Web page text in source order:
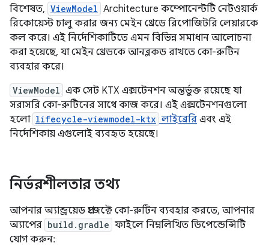
বিশেষত, ViewModel Architecture কম্পোনেন্টটি নেটওয়ার্ক
রিকোয়েস্ট চালু করার জন্য মেইন থ্রেডে রিপোজিটরি লেয়ারকে
কল করে। এই নির্দেশিকাটিতে এমন বিভিন্ন সমাধান আলোচনা
করা হয়েছে, যা মেইন থ্রেডকে আনব্লকড রাখতে কো-রুটিন
ব্যবহার করে।
ViewModel এক সেট KTX এক্সটেনশন অন্তর্ভুক্ত রয়েছে যা
সরাসরি কো-রুটিনের সাথে কাজ করে। এই এক্সটেনশনগুলো
হলো lifecycle-viewmodel-ktx লাইব্রেরি এবং এই
নির্দেশিকায় এগুলোই ব্যবহৃত হয়েছে।
নির্ভরশীলতার তথ্য
আপনার অ্যান্ড্রয়েড প্রজেক্টে কো-রুটিন ব্যবহার করতে, আপনার
অ্যাপের build.gradle ফাইলে নিম্নলিখিত ডিপেন্ডেন্সিটি
যোগ করুন: